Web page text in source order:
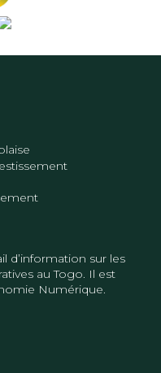
d’information sur les
au Togo. Il est
Numérique.